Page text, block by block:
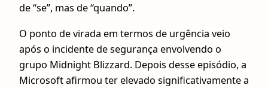
de “se”, mas de “quando”.
O ponto de virada em termos de urgência veio
após o incidente de segurança envolvendo o
grupo Midnight Blizzard. Depois desse episódio, a
Microsoft afirmou ter elevado significativamente a